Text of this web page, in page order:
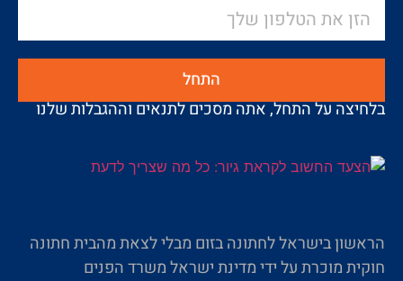
התחל
בלחיצה על התחל, אתה מסכים לתנאים וההגבלות שלנו
הראשון בישראל לחתונה בזום מבלי לצאת מהבית חתונה
חוקית מוכרת על ידי מדינת ישראל משרד הפנים